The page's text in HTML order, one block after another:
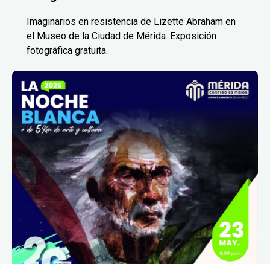
Imaginarios en resistencia de Lizette Abraham en
el Museo de la Ciudad de Mérida. Exposición
fotográfica gratuita.